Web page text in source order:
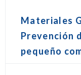
Materiales
Prevención
pequeño